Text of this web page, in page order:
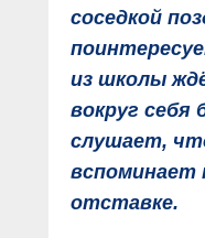
соседкой
из школы
вокруг себя
слушает,
вспоминает
отставке.